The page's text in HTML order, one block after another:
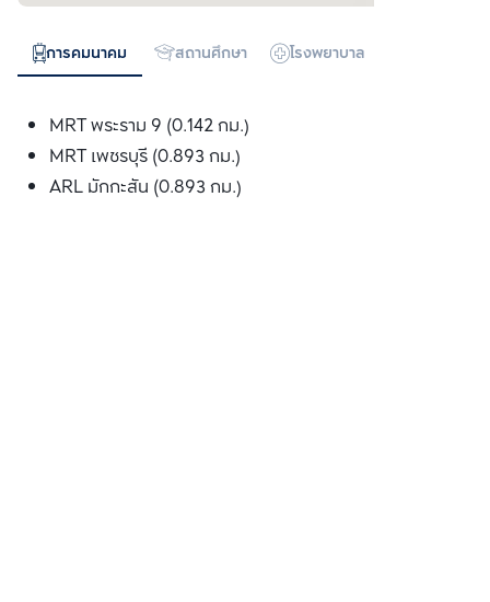
การคมนาคม สถานศึกษา โรงพยาบาล
MRT พระราม 9 (0.142 กม.)
MRT เพชรบุรี (0.893 กม.)
ARL มักกะสัน (0.893 กม.)